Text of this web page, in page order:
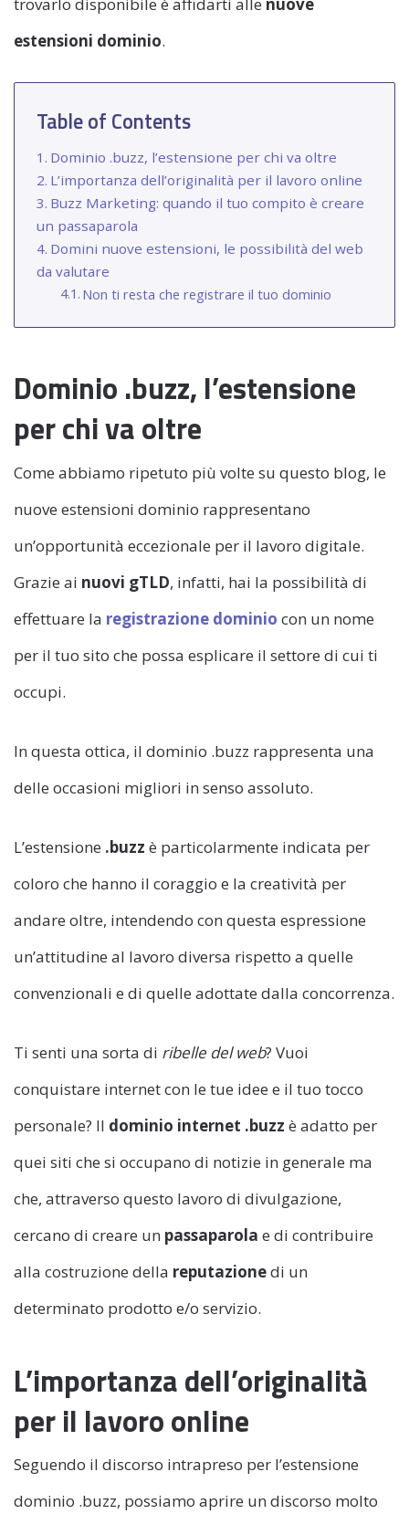
trovarlo disponibile è affidarti alle nuove
estensioni dominio.
Table of Contents
Dominio .buzz, l’estensione per chi va oltre
L’importanza dell’originalità per il lavoro online
Buzz Marketing: quando il tuo compito è creare
un passaparola
Domini nuove estensioni, le possibilità del web
da valutare
Non ti resta che registrare il tuo dominio
Dominio .buzz, l’estensione
per chi va oltre
Come abbiamo ripetuto più volte su questo blog, le
nuove estensioni dominio rappresentano
un’opportunità eccezionale per il lavoro digitale.
Grazie ai nuovi gTLD, infatti, hai la possibilità di
effettuare la registrazione dominio con un nome
per il tuo sito che possa esplicare il settore di cui ti
occupi.
In questa ottica, il dominio .buzz rappresenta una
delle occasioni migliori in senso assoluto.
L’estensione .buzz è particolarmente indicata per
coloro che hanno il coraggio e la creatività per
andare oltre, intendendo con questa espressione
un’attitudine al lavoro diversa rispetto a quelle
convenzionali e di quelle adottate dalla concorrenza.
Ti senti una sorta di ribelle del web? Vuoi
conquistare internet con le tue idee e il tuo tocco
personale? Il dominio internet .buzz è adatto per
quei siti che si occupano di notizie in generale ma
che, attraverso questo lavoro di divulgazione,
cercano di creare un passaparola e di contribuire
alla costruzione della reputazionedi un
determinato prodotto e/o servizio.
L’importanza dell’originalità
per il lavoro online
Seguendo il discorso intrapreso per l’estensione
dominio .buzz, possiamo aprire un discorso molto